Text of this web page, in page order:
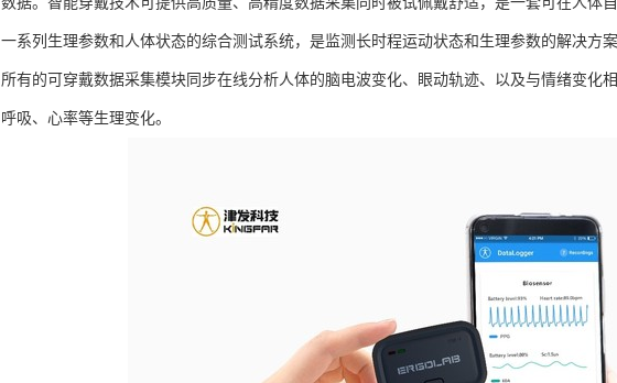
一系列生理参数和人体状态的综合测试系统，是监测长时程运动状态和生理参数的解决方案
所有的可穿戴数据采集模块同步在线分析人体的脑电波变化、眼动轨迹、以及与情绪变化
呼吸、心率等生理变化。